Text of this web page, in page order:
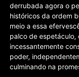
derrubada agora o
históricos da ordem
meio a essa
palco de espetáculo,
incessantemente
poder,
culminando na